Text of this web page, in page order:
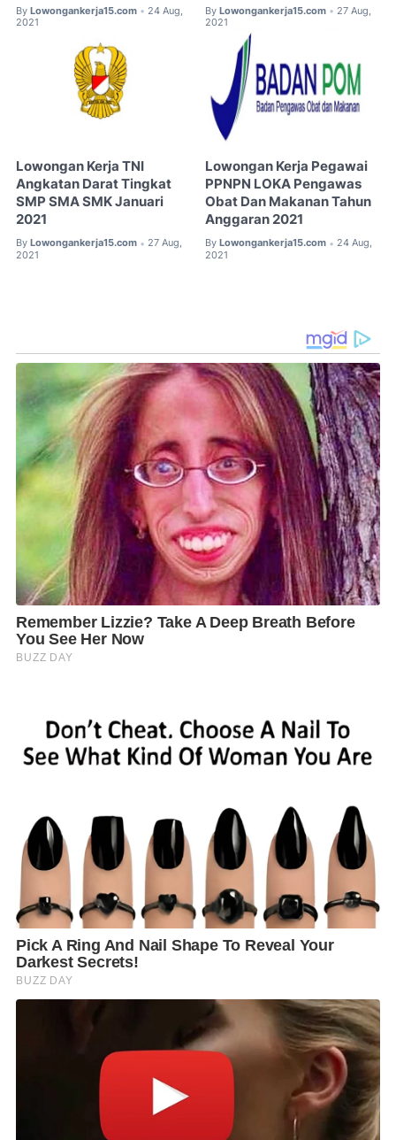
By Lowongankerja15.com • 24 Aug,
2021
By Lowongankerja15.com • 27 Aug,
2021
Lowongan Kerja TNI
Angkatan Darat Tingkat
SMP SMA SMK Januari
2021
By Lowongankerja15.com • 27 Aug,
2021
Lowongan Kerja Pegawai
PPNPN LOKA Pengawas
Obat Dan Makanan Tahun
Anggaran 2021
By Lowongankerja15.com • 24 Aug,
2021